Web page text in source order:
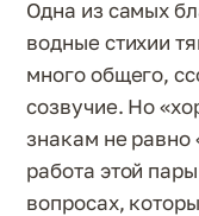
Одна из самых
водные стихии
много общего,
созвучие. Но
знакам не равно
работа этой
вопросах,